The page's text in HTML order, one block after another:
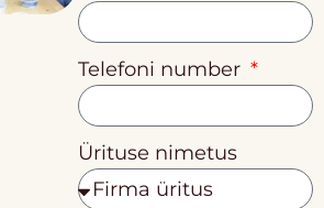
Telefoni number
Ürituse nimetus